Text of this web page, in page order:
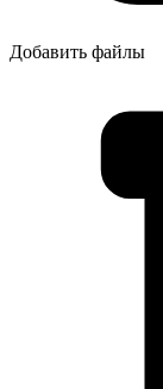
Добавить файлы